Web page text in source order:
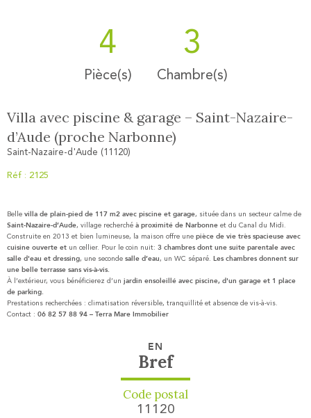
4
Pièce(s)
3
Chambre(s)
Villa avec piscine & garage – Saint-Nazaire-
d’Aude (proche Narbonne)
Saint-Nazaire-d'Aude (11120)
Réf : 2125
Belle villa de plain-pied de 117 m2 avec piscine et garage, située dans un secteur calme de
Saint-Nazaire-d’Aude, village recherché à proximité de Narbonne et du Canal du Midi.
Construite en 2013 et bien lumineuse, la maison offre une pièce de vie très spacieuse avec
cuisine ouverte et un cellier. Pour le coin nuit: 3 chambres dont une suite parentale avec
salle d'eau et dressing, une seconde salle d’eau , un WC séparé. Les chambres donnent sur
une belle terrasse sans vis-à-vis.
À l’extérieur, vous bénéficierez d’un jardin ensoleillé avec piscine, d'un garage et 1 place
de parking.
Prestations recherchées : climatisation réversible, tranquillité et absence de vis-à-vis.
Contact : 06 82 57 88 94 – Terra Mare Immobilier
EN
Bref
Code postal
11120